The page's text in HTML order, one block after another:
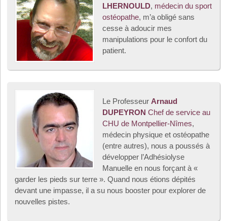
LHERNOULD, médecin du sport
ostéopathe, m’a obligé sans
cesse à adoucir mes
manipulations pour le confort du
patient.
Le Professeur Arnaud
DUPEYRON Chef de service au
CHU de Montpellier-Nîmes,
médecin physique et ostéopathe
(entre autres), nous a poussés à
développer l’Adhésiolyse
Manuelle en nous forçant à «
garder les pieds sur terre ». Quand nous étions dépités
devant une impasse, il a su nous booster pour explorer de
nouvelles pistes.